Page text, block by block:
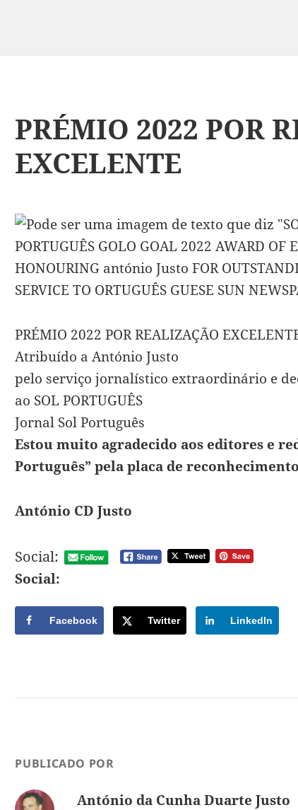
PRÉMIO 2022 POR
EXCELENTE
PRÉMIO 2022 POR REALIZAÇÃO
Atribuído a António Justo
pelo serviço jornalístico extraordinário e
ao SOL PORTUGUÊS
Jornal Sol Português
Estou muito agradecido aos editores e
Português” pela placa de
António CD Justo
Social:
Social:
Facebook Twitter LinkedIn
PUBLICADO POR
António da Cunha Duarte Justo